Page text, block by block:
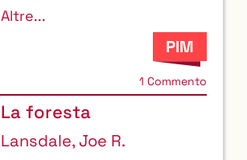
Altre...
1 Commento
La foresta
Lansdale, Joe R.